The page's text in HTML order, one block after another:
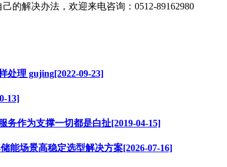
的解决办法，欢迎来电咨询：0512-89162980
处理 gujing[2022-09-23]
13]
务作为支撑一切都是白扯[2019-04-15]
能场景高稳定选型解决方案[2026-07-16]